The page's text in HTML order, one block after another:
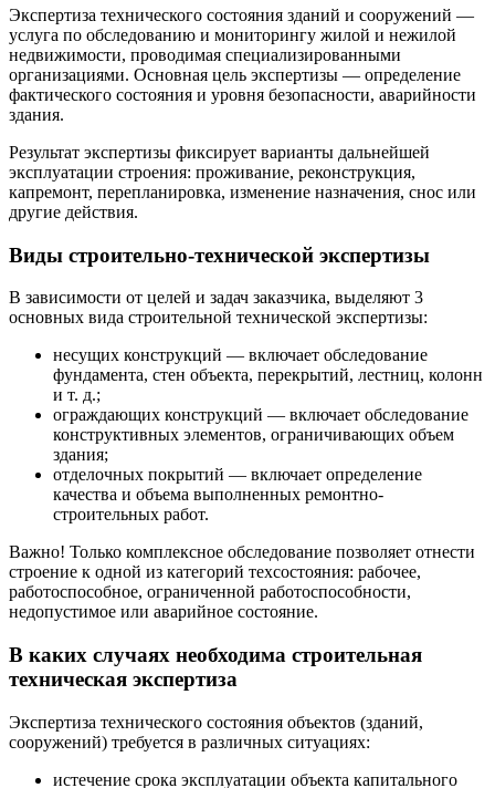
Экспертиза технического состояния зданий и сооружений —
услуга по обследованию и мониторингу жилой и нежилой
недвижимости, проводимая специализированными
организациями. Основная цель экспертизы — определение
фактического состояния и уровня безопасности, аварийности
здания.
Результат экспертизы фиксирует варианты дальнейшей
эксплуатации строения: проживание, реконструкция,
капремонт, перепланировка, изменение назначения, снос или
другие действия.
Виды строительно-технической экспертизы
В зависимости от целей и задач заказчика, выделяют 3
основных вида строительной технической экспертизы:
несущих конструкций — включает обследование
фундамента, стен объекта, перекрытий, лестниц, колонн
и т. д.;
ограждающих конструкций — включает обследование
конструктивных элементов, ограничивающих объем
здания;
отделочных покрытий — включает определение
качества и объема выполненных ремонтно-
строительных работ.
Важно! Только комплексное обследование позволяет отнести
строение к одной из категорий техсостояния: рабочее,
работоспособное, ограниченной работоспособности,
недопустимое или аварийное состояние.
В каких случаях необходима строительная
техническая экспертиза
Экспертиза технического состояния объектов (зданий,
сооружений) требуется в различных ситуациях:
истечение срока эксплуатации объекта капитального